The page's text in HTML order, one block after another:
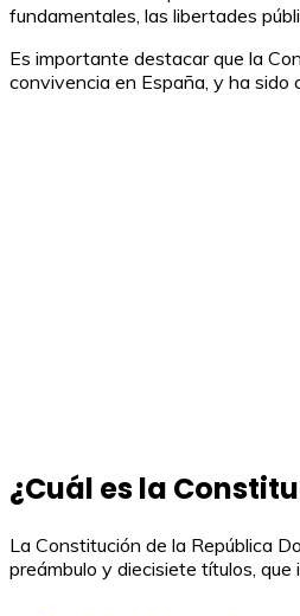
fundamentales, las libertades
Es importante destacar que la
convivencia en España, y ha sido
¿Cuál es la
La Constitución de la República
preámbulo y diecisiete títulos,